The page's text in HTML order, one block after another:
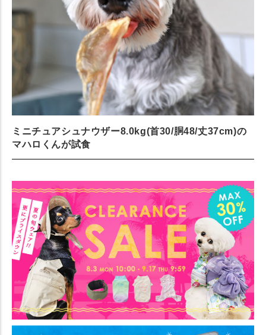
ミニチュアシュナウザー8.0kg(首30/胴48/丈37cm)の
マハロくんが試食